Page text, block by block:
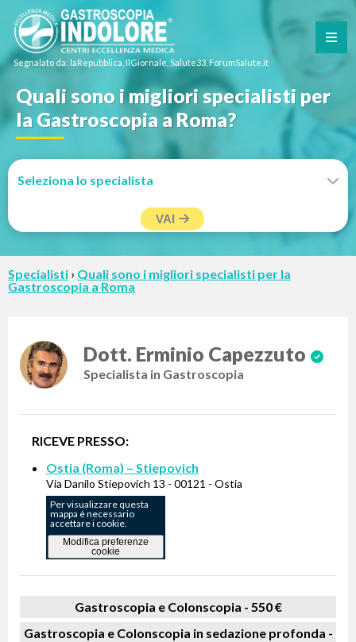
Segnalato da: laRepubblica, IlGiornale, Salute33, ForumSalute.it
Quali sono i migliori specialisti per
la Gastroscopia a Roma?
VAI
Specialisti › Quali sono i migliori specialisti per la
Gastroscopia a Roma
Dott. Erminio Capezzuto
Specialista in Gastroscopia
RICEVE PRESSO:
Ostia (Roma) – Stiepovich
Via Danilo Stiepovich 13 - 00121 - Ostia
Per visualizzare questa
mappa è necessario
accettare i cookie.
Modifica preferenze
cookie
Gastroscopia e Colonscopia - 550 €
Gastroscopia e Colonscopia in sedazione profonda -